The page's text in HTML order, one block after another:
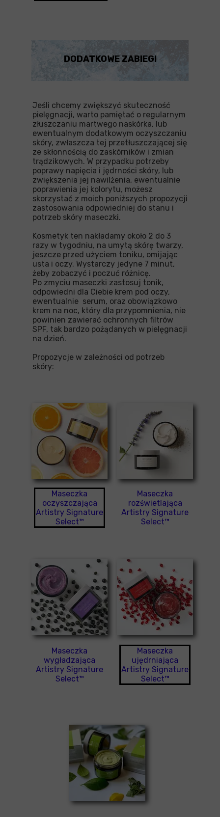
DODATKOWE ZABIEGI
Jeśli chcemy zwiększyć skuteczność
pielęgnacji, warto pamiętać o regularnym
złuszczaniu martwego naskórka, lub
ewentualnym dodatkowym oczyszczaniu
skóry, zwłaszcza tej przetłuszczającej się
ze skłonnością do zaskórników i zmian
trądzikowych. W przypadku potrzeby
poprawy napięcia i jędrności skóry, lub
zwiększenia jej nawilżenia, ewentualnie
poprawienia jej kolorytu, możesz
skorzystać z moich poniższych propozycji
zastosowania odpowiedniej do stanu i
potrzeb skóry maseczki.
Kosmetyk ten nakładamy około 2 do 3
razy w tygodniu, na umytą skórę twarzy,
jeszcze przed użyciem toniku, omijając
usta i oczy. Wystarczy jedyne 7 minut,
żeby zobaczyć i poczuć różnicę.
Po zmyciu maseczki zastosuj tonik,
odpowiedni dla Ciebie krem pod oczy,
ewentualnie serum, oraz obowiązkowo
krem na noc, który dla przypomnienia, nie
powinien zawierać ochronnych filtrów
SPF, tak bardzo pożądanych w pielęgnacji
na dzień.
Propozycje w zależności od potrzeb
skóry:
Maseczka
wygładzająca
Artistry Signature
Select™
Maseczka
ujędrniająca
Artistry Signature
Select™
Maseczka
rozświetlająca
Artistry Signature
Select™
Maseczka
oczyszczająca
Artistry Signature
Select™